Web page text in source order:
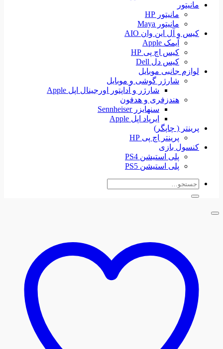
مانیتور
مانیتور HP
مانیتور Maya
کیس و آل این وان AIO
آیمک Apple
کیس اچ پی HP
کیس دل Dell
لوازم جانبی موبایل
شارژر گوشی و موبایل
شارژر و آداپتور اورجینال اپل Apple
هندزفری و هدفون
سنهایزر Sennheiser
ایرپاد اپل Apple
پرینتر ( چاپگر)
پرینتر اچ پی HP
کنسول بازی
پلی استیشن PS4
پلی استیشن PS5
جستجو